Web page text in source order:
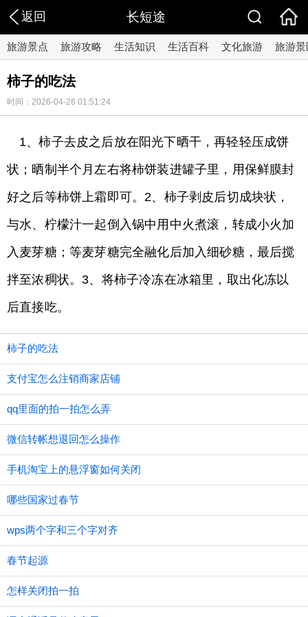
返回 长短途
旅游景点 旅游攻略 生活知识 生活百科 文化旅游 旅游景
柿子的吃法
时间：2026-04-26 01:51:24
1、柿子去皮之后放在阳光下晒干，再轻轻压成饼
状；晒制半个月左右将柿饼装进罐子里，用保鲜膜封
好之后等柿饼上霜即可。2、柿子剥皮后切成块状，
与水、柠檬汁一起倒入锅中用中火煮滚，转成小火加
入麦芽糖；等麦芽糖完全融化后加入细砂糖，最后搅
拌至浓稠状。3、将柿子冷冻在冰箱里，取出化冻以
后直接吃。
柿子的吃法
支付宝怎么注销商家店铺
qq里面的拍一拍怎么弄
微信转帐想退回怎么操作
手机淘宝上的悬浮窗如何关闭
哪些国家过春节
wps两个字和三个字对齐
春节起源
怎样关闭拍一拍